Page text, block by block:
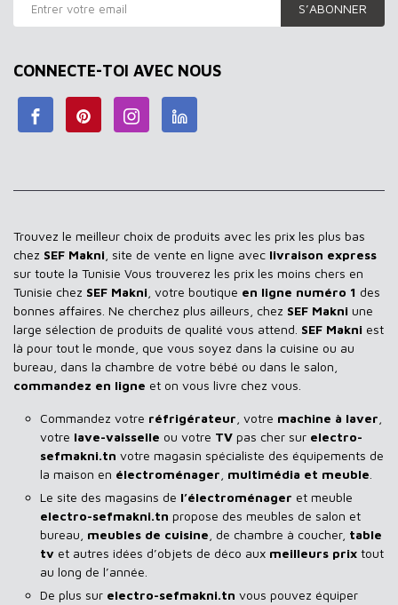
S’ABONNER
CONNECTE-TOI AVEC NOUS
Trouvez le meilleur choix de produits avec les prix les plus bas
chez SEF Makni , site de vente en ligne avec livraison express
sur toute la Tunisie Vous trouverez les prix les moins chers en
Tunisie chez SEF Makni , votre boutique en ligne numéro 1 des
bonnes affaires. Ne cherchez plus ailleurs, chez SEF Makni une
large sélection de produits de qualité vous attend. SEF Makni est
là pour tout le monde, que vous soyez dans la cuisine ou au
bureau, dans la chambre de votre bébé ou dans le salon,
commandez en ligne et on vous livre chez vous.
Commandez votre réfrigérateur , votre machine à laver
votre lave-vaisselle ou votre TV pas cher sur electro-
sefmakni.tn votre magasin spécialiste des équipements de
la maison en électroménager multimédia et meuble
Le site des magasins de l’électroménager et meuble
electro-sefmakni.tn propose des meubles de salon et
bureau, meubles de cuisine , de chambre à coucher, table
tv et autres idées d’objets de déco aux meilleurs prix tout
au long de l’année.
De plus sur electro-sefmakni.tn vous pouvez équiper